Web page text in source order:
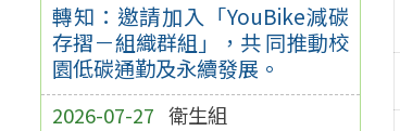
轉知：邀請加入「YouBike減碳
存摺－組織群組」，共 同推動校
園低碳通勤及永續發展。
2026-07-27 衛生組